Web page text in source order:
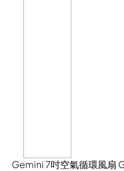
Gemini 7吋空氣循環風扇